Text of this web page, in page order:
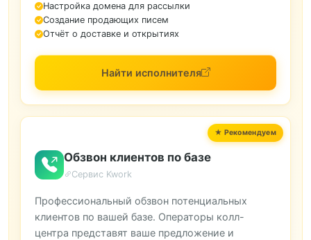
Настройка домена для рассылки
Создание продающих писем
Отчёт о доставке и открытиях
Найти исполнителя
Обзвон клиентов по базе
Сервис Kwork
Профессиональный обзвон потенциальных
клиентов по вашей базе. Операторы колл-
центра представят ваше предложение и